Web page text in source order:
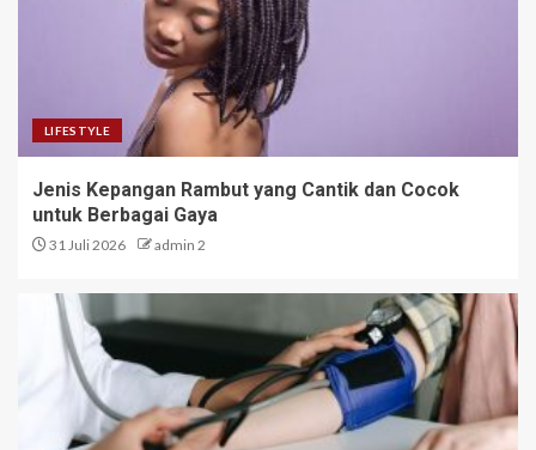
LIFESTYLE
Jenis Kepangan Rambut yang Cantik dan Cocok
untuk Berbagai Gaya
31 Juli 2026 admin 2